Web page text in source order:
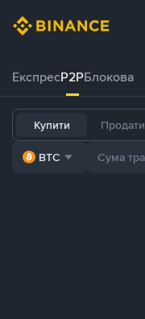
ЕкспресP2PБлокова
Купити Продати
BTC